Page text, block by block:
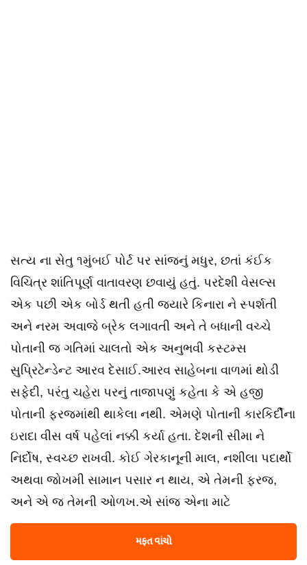
સત્ય ના સેતુ ૧મુંબઈ પોર્ટ પર સાંજનું મધુર, છતાં કંઈક
વિચિત્ર શાંતિપૂર્ણ વાતાવરણ છવાયું હતું. પરદેશી વેસલ્સ
એક પછી એક બોર્ડ થતી હતી જ્યારે કિનારા ને સ્પર્શતી
અને નરમ અવાજે બ્રેક લગાવતી અને તે બધાની વચ્ચે
પોતાની જ ગતિમાં ચાલતો એક અનુભવી કસ્ટમ્સ
સુપ્રિટેન્ડેન્ટ આરવ દેસાઈ.આરવ સાહેબના વાળમાં થોડી
સફેદી, પરંતુ ચહેરા પરનું તાજાપણું કહેતા કે એ હજી
પોતાની ફરજમાંથી થાકેલા નથી. એમણે પોતાની કારકિર્દીના
ઇરાદા વીસ વર્ષ પહેલાં નક્કી કર્યા હતા. દેશની સીમા ને
નિર્દોષ, સ્વચ્છ રાખવી. કોઈ ગેરકાનૂની માલ, નશીલા પદાર્થો
અથવા જોખમી સામાન પસાર ન થાય, એ તેમની ફરજ,
અને એ જ તેમની ઓળખ.એ સાંજ એના માટે
મફત વાંચો